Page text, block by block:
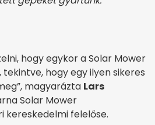
hogy egykor a Solar Mower
hogy egy ilyen sikeres
magyarázta Lars
Solar Mower
kereskedelmi felelőse.